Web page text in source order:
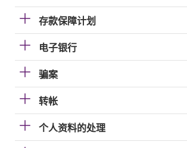
存款保障计划
电子银行
骗案
转帐
个人资料的处理